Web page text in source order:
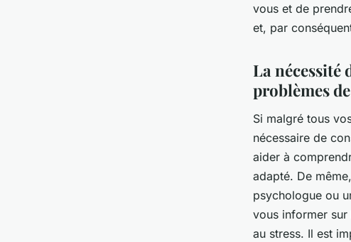
vous et de
et, par
La nécessité
problèmes
Si malgré tous
nécessaire de
aider à
adapté. De
psychologue ou
vous informer sur
au stress. Il est